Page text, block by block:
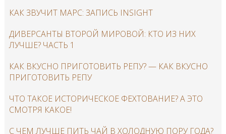
КАК ЗВУЧИТ МАРС: ЗАПИСЬ INSIGHT
ДИВЕРСАНТЫ ВТОРОЙ МИРОВОЙ: КТО ИЗ НИХ
ЛУЧШЕ? ЧАСТЬ 1
КАК ВКУСНО ПРИГОТОВИТЬ РЕПУ? — КАК ВКУСНО
ПРИГОТОВИТЬ РЕПУ
ЧТО ТАКОЕ ИСТОРИЧЕСКОЕ ФЕХТОВАНИЕ? А ЭТО
СМОТРЯ КАКОЕ!
С ЧЕМ ЛУЧШЕ ПИТЬ ЧАЙ В ХОЛОДНУЮ ПОРУ ГОДА?